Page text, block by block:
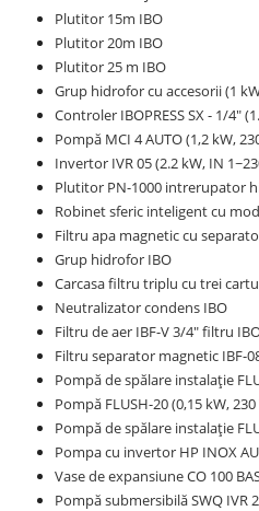
Plutitor 15m IBO
Plutitor 20m IBO
Plutitor 25 m IBO
Grup hidrofor cu accesorii (1
Controler IBOPRESS SX - 1/4"
Pompă MCI 4 AUTO (1,2 kW,
Invertor IVR 05 (2.2 kW, IN
Plutitor PN-1000 intrerupator
Robinet sferic inteligent cu
Filtru apa magnetic cu
Grup hidrofor IBO
Carcasa filtru triplu cu trei
Neutralizator condens IBO
Filtru de aer IBF-V 3/4" filtru
Filtru separator magnetic IBF-
Pompă de spălare instalație
Pompă FLUSH-20 (0,15 kW,
Pompă de spălare instalație
Pompa cu invertor HP INOX
Vase de expansiune CO 100
Pompă submersibilă SWQ IVR